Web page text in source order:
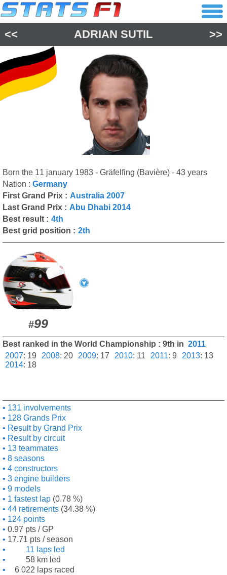
<< ADRIAN SUTIL >>
Born the 11 january 1983 - Gräfelfing (Bavière) - 43 years
Nation : Germany
First Grand Prix : Australia 2007
Last Grand Prix : Abu Dhabi 2014
Best result : 4th
Best grid position : 2th
#99
Best ranked in the World Championship : 9th in 2011
2007: 19 2008: 20 2009: 17 2010: 11 2011: 9 2013: 13
2014: 18
131 involvements
128 Grands Prix
Result by Grand Prix
Result by circuit
13 teammates
8 seasons
4 constructors
3 engine builders
9 models
1 fastest lap (0.78 %)
44 retirements (34.38 %)
124 points
0.97 pts / GP
17.71 pts / season
11 laps led
58 km led
6 022 laps raced